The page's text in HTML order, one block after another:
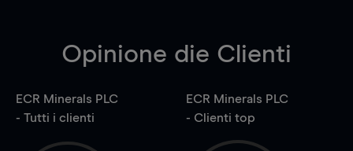
Opinione die Clienti
ECR Minerals PLC
- Tutti i clienti
ECR Minerals PLC
- Clienti top